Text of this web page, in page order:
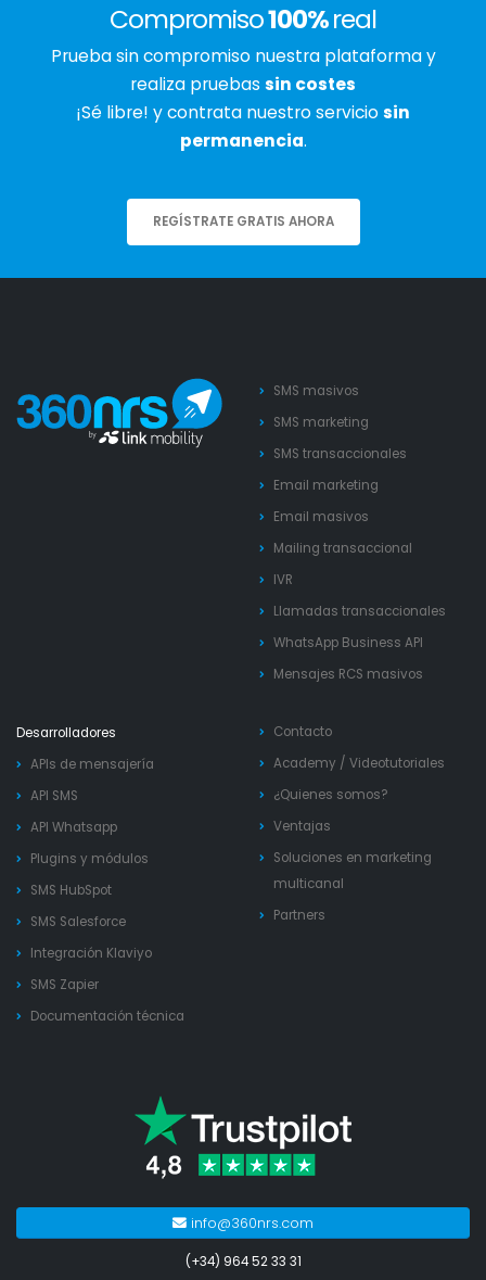
Compromiso100%real
Prueba sin compromiso nuestra plataforma y
realiza pruebas sin costes
¡Sé libre! y contrata nuestro serviciosin
permanencia.
REGÍSTRATE GRATIS AHORA
SMS masivos
SMS marketing
SMS transaccionales
Email marketing
Email masivos
Mailing transaccional
IVR
Llamadas transaccionales
WhatsApp Business API
Mensajes RCS masivos
Desarrolladores
APIs de mensajería
API SMS
API Whatsapp
Plugins y módulos
SMS HubSpot
SMS Salesforce
Integración Klaviyo
SMS Zapier
Documentación técnica
Contacto
Academy / Videotutoriales
¿Quienes somos?
Ventajas
Soluciones en marketing
multicanal
Partners
info@360nrs.com
(+34) 964 52 33 31